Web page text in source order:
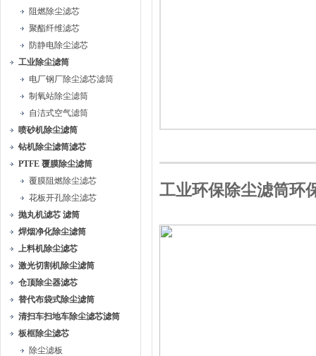
阻燃除尘滤芯
聚酯纤维滤芯
防静电除尘滤芯
工业除尘滤筒
电厂钢厂除尘滤芯滤筒
制氧站除尘滤筒
自洁式空气滤筒
喷砂机除尘滤筒
钻机除尘滤筒滤芯
PTFE 覆膜除尘滤筒
覆膜阻燃除尘滤芯
花板开孔除尘滤芯
抛丸机滤芯 滤筒
焊烟净化除尘滤筒
上料机除尘滤芯
激光切割机除尘滤筒
仓顶除尘器滤芯
替代布袋式除尘滤筒
清扫车扫地车除尘滤芯滤筒
板框除尘滤芯
除尘滤板
工业环保除尘滤筒环